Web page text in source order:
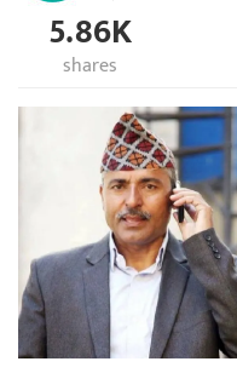
5.86K
shares